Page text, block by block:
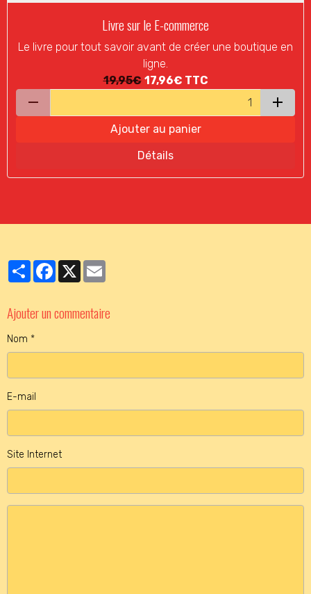
Livre sur le E-commerce
Le livre pour tout savoir avant de créer une boutique en
ligne.
19,95€ 17,96€ TTC
Ajouter au panier
Détails
PartagerFacebook
X
Ajouter un commentaire
Nom
E-mail
Site Internet